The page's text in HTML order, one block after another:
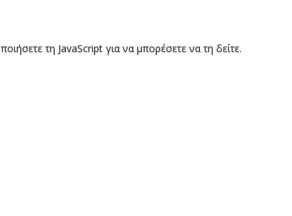
τη JavaScript για να μπορέσετε να τη δείτε.